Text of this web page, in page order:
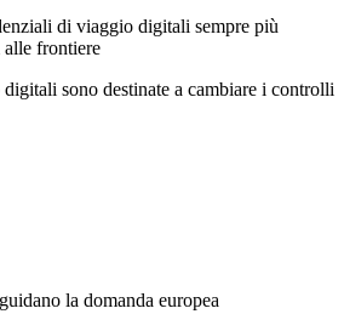
di viaggio digitali sempre più
frontiere
sono destinate a cambiare i controlli
la domanda europea